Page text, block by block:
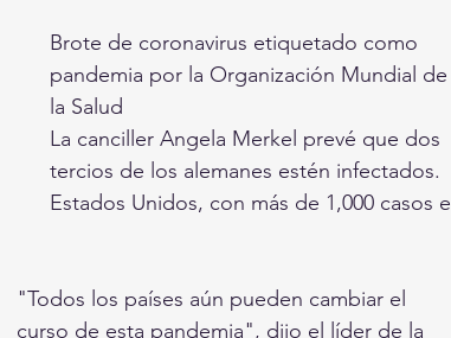
Comics Derechairos
Investigaciones Rapidín Político
Brote de coronavirus etiquetado como
pandemia por la Organización Mundial de
la Salud
La canciller Angela Merkel prevé que dos
tercios de los alemanes estén infectados.
Estados Unidos, con más de 1,000 casos e
"Todos los países aún pueden cambiar el
curso de esta pandemia", dijo el líder de la